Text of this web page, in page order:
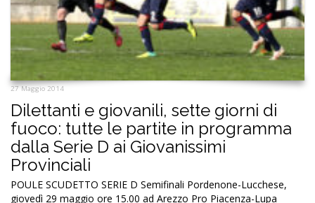
27 Maggio 2014
Dilettanti e giovanili, sette giorni di
fuoco: tutte le partite in programma
dalla Serie D ai Giovanissimi
Provinciali
POULE SCUDETTO SERIE D Semifinali Pordenone-Lucchese,
giovedì 29 maggio ore 15.00 ad Arezzo Pro Piacenza-Lupa